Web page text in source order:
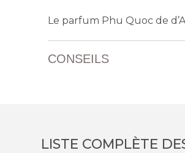
Le parfum Phu Quoc de
CONSEILS
LISTE COMPLÈTE